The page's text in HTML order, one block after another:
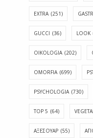
EXTRA (251)
GUCCI (36) LOOK
OIKOLOGIA (202)
OMORFIA (699)
PSYCHOLOGIA (730)
TOP 5 (64)
ΑΞΕΣΟΥΑΡ (55)